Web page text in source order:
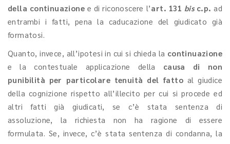
della continuazione e di riconoscere l’art. 131 bis c.p. ad
entrambi i fatti, pena la caducazione del giudicato già
formatosi.
Quanto, invece, all’ipotesi in cui si chieda la continuazione
e la contestuale applicazione della causa di non
punibilità per particolare tenuità del fatto al giudice
della cognizione rispetto all’illecito per cui si procede ed
altri fatti già giudicati, se c’è stata sentenza di
assoluzione, la richiesta non ha ragione di essere
formulata. Se, invece, c’è stata sentenza di condanna, la